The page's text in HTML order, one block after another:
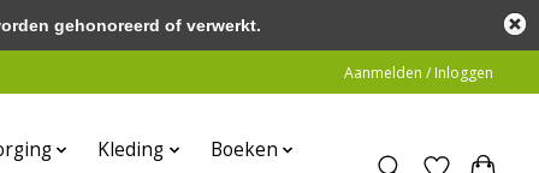
Aanmelden / Inloggen
Kleding
Boeken
gehonoreerd of verwerkt.